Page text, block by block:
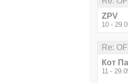
ZPV
10 -
Re:
Кот
11 -